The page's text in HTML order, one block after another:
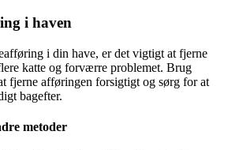
i haven
i din have, er det vigtigt at fjerne
katte og forværre problemet. Brug
fjerne afføringen forsigtigt og sørg for at
bagefter.
metoder